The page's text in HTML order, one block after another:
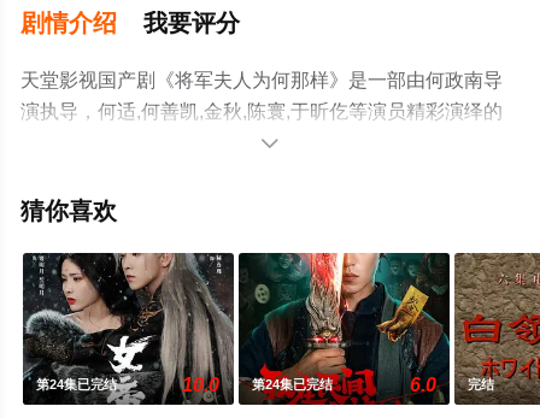
剧情介绍 我要评分
天堂影视国产剧《将军夫人为何那样》是一部由何政南导
演执导，何适,何善凯,金秋,陈寰,于昕仡等演员精彩演绎的
中国大陆电视剧，大结局剧情已揭晓（全24集），手机免
多相关信息可移步至豆瓣电视剧、电视猫或剧情网等平台

猜你喜欢
第24集已完结 10.0 第24集已完结 6.0 完结